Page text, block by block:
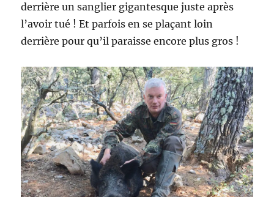
derrière un sanglier gigantesque juste après
l’avoir tué ! Et parfois en se plaçant loin
derrière pour qu’il paraisse encore plus gros !